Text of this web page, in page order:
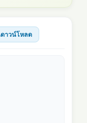
ดาวน์โหลด